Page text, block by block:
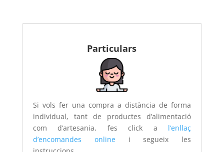
Particulars
Si vols fer una compra a distància de forma
individual, tant de productes d’alimentació
com d’artesania, fes click a l’enllaç
d’encomandes onlinei segueix les